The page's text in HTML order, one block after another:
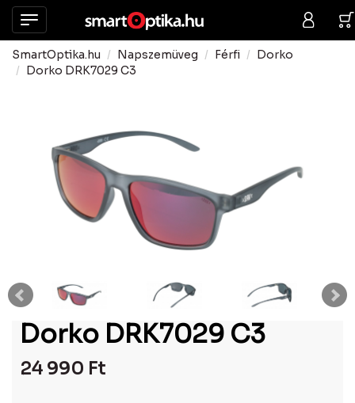
SmartOptika.hu Napszemüveg Férfi
Dorko
Dorko DRK7029 C3
Dorko DRK7029 C3
24 990 Ft